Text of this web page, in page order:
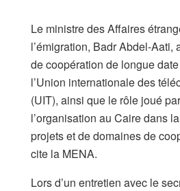
Le ministre des Affaires
l’émigration, Badr Abdel-Aati,
de coopération de longue
l’Union internationale des
(UIT), ainsi que le rôle joué
l’organisation au Caire dans
projets et de domaines de
cite la MENA.
Lors d’un entretien avec le